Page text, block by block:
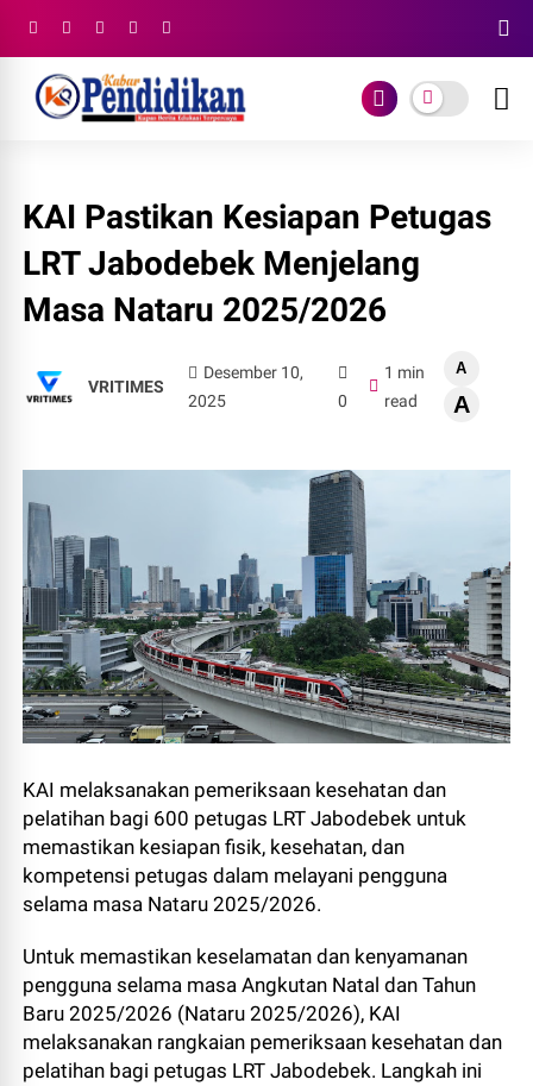
KAI Pastikan Kesiapan Petugas
LRT Jabodebek Menjelang
Masa Nataru 2025/2026
VRITIMES
Desember 10,
2025
0
1 min
read
A
A
KAI melaksanakan pemeriksaan kesehatan dan
pelatihan bagi 600 petugas LRT Jabodebek untuk
memastikan kesiapan fisik, kesehatan, dan
kompetensi petugas dalam melayani pengguna
selama masa Nataru 2025/2026.
Untuk memastikan keselamatan dan kenyamanan
pengguna selama masa Angkutan Natal dan Tahun
Baru 2025/2026 (Nataru 2025/2026), KAI
melaksanakan rangkaian pemeriksaan kesehatan dan
pelatihan bagi petugas LRT Jabodebek. Langkah ini